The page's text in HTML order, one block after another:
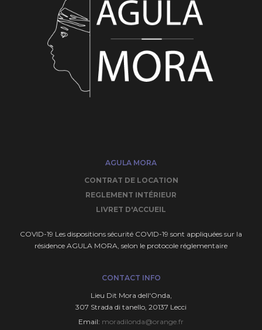
AGULA MORA
CONTRAT DE LOCATION
REGLEMENT INTÉRIEUR
LIVRET D'ACCUEIL
COVID-19 Les dispositions sécurité COVID-19 sont appliquées sur la
résidence AGULA MORA, selon le protocole réglementaire
CONTACT INFO
Lieu Dit Mora deIl'Onda,
307 Strada di tanello, 20137 Lecci
Email: moradilonda@orange.fr